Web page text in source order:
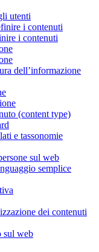
utenti
i contenuti
i contenuti
dell’informazione
(content type)
e tassonomie
sul web
semplice
dei contenuti
sul web